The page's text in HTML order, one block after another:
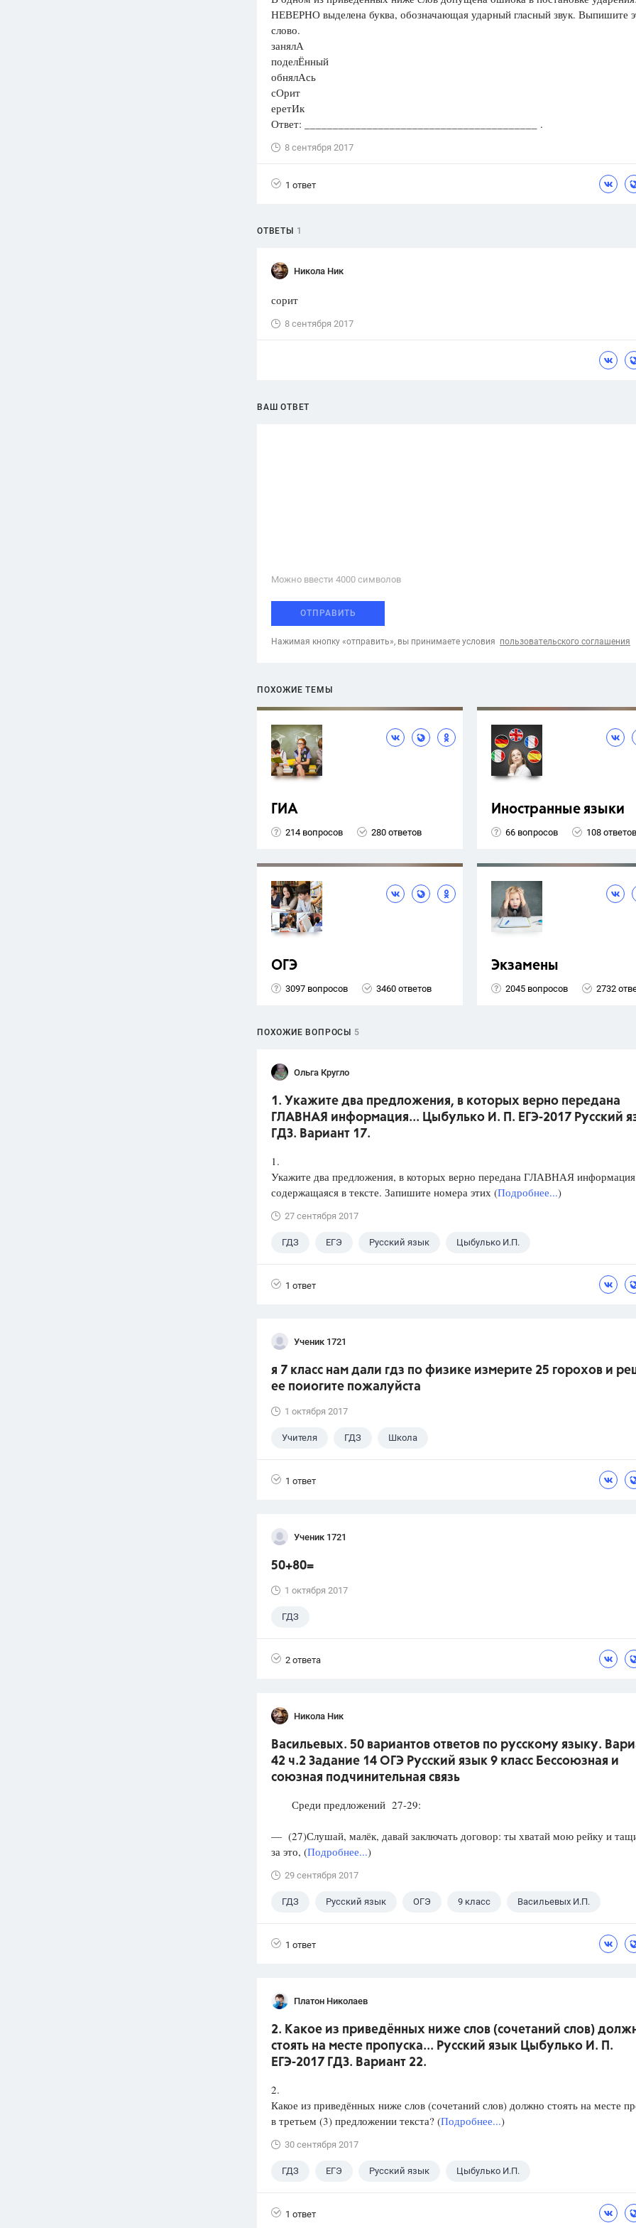
1752 ответа
Олимпиады
ответа
Spotlight
ответ
ГИА
Цветков Л. А.
НЕВЕРНО выделена буква, обозначающая ударный гласный звук. Выпишите
слово.
занялА
поделЁнный
обнялАсь
сОрит
еретИк
Ответ: _________________________________________ .
8 сентября 2017
1 ответ
ОТВЕТЫ 1
Никола Ник
сорит
8 сентября 2017
ВАШ ОТВЕТ
Можно ввести 4000 cимволов
ОТПРАВИТЬ
Нажимая кнопку «отправить», вы принимаете условия пользовательского соглашения
ПОХОЖИЕ ТЕМЫ
ГИА
214 вопросов 280 ответов
Иностранные языки
66 вопросов 108 ответов
ОГЭ
3097 вопросов 3460 ответов
Экзамены
2045 вопросов 2732
ПОХОЖИЕ ВОПРОСЫ 5
Ольга Кругло
1. Укажите два предложения, в которых верно передана
ГЛАВНАЯ информация... Цыбулько И. П. ЕГЭ-2017 Русский
ГДЗ. Вариант 17.
1.
Укажите два предложения, в которых верно передана ГЛАВНАЯ
содержащаяся в тексте. Запишите номера этих (Подробнее...)
27 сентября 2017
ГДЗ ЕГЭ Русский язык Цыбулько И.П.
1 ответ
Ученик 1721
я 7 класс нам дали гдз по физике измерите 25 горохов и
ее поиогите пожалуйста
1 октября 2017
Учителя ГДЗ Школа
1 ответ
Ученик 1721
50+80=
1 октября 2017
ГДЗ
2 ответа
Никола Ник
Васильевых. 50 вариантов ответов по русскому языку.
42 ч.2 Задание 14 ОГЭ Русский язык 9 класс Бессоюзная и
союзная подчинительная связь
Среди предложений 27-29:
— (27)Слушай, малёк, давай заключать договор: ты хватай мою рейку и
за это, (Подробнее...)
29 сентября 2017
ГДЗ Русский язык ОГЭ 9 класс Васильевых И.П.
1 ответ
Платон Николаев
2. Какое из приведённых ниже слов (сочетаний слов)
стоять на месте пропуска... Русский язык Цыбулько И. П.
ЕГЭ-2017 ГДЗ. Вариант 22.
2.
Какое из приведённых ниже слов (сочетаний слов) должно стоять на месте
в третьем (3) предложении текста? (Подробнее...)
30 сентября 2017
ГДЗ ЕГЭ Русский язык Цыбулько И.П.
1 ответ